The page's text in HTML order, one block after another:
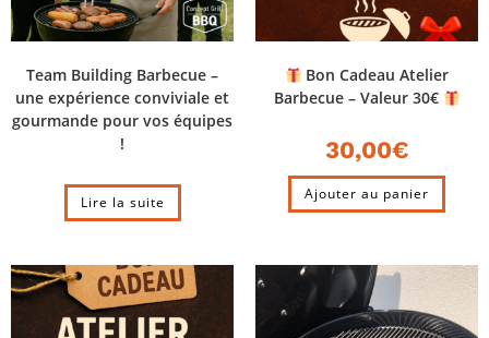
Team Building Barbecue –
une expérience conviviale et
gourmande pour vos équipes
!
Lire la suite
Bon Cadeau Atelier
Barbecue – Valeur 30€
30,00€
Ajouter au panier